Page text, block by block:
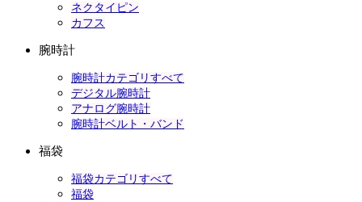
ネクタイピン
カフス
腕時計
腕時計カテゴリすべて
デジタル腕時計
アナログ腕時計
腕時計ベルト・バンド
福袋
福袋カテゴリすべて
福袋